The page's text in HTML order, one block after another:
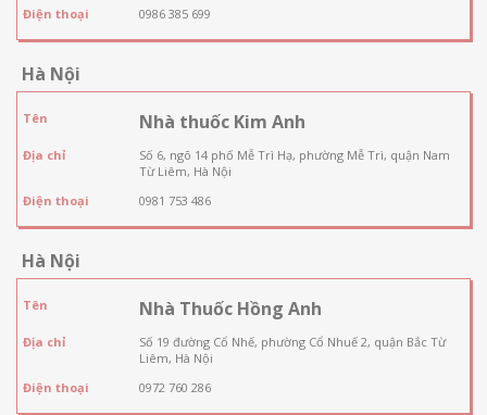
Điện thoại
0986 385 699
Hà Nội
Tên Nhà thuốc Kim Anh
Địa chỉ
Số 6, ngõ 14 phố Mễ Trì Hạ, phường Mễ Trì, quận Nam
Từ Liêm, Hà Nội
Điện thoại
0981 753 486
Hà Nội
Tên Nhà Thuốc Hồng Anh
Địa chỉ
Số 19 đường Cổ Nhế, phường Cổ Nhuế 2, quận Bắc Từ
Liêm, Hà Nội
Điện thoại
0972 760 286